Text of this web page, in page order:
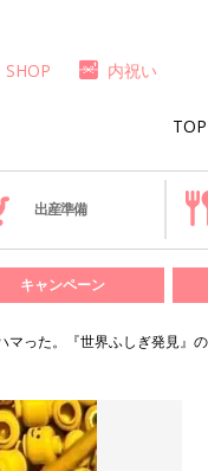
TOP
SHOP 内祝い
出産準備
キャンペーン
った。『世界ふしぎ発見』